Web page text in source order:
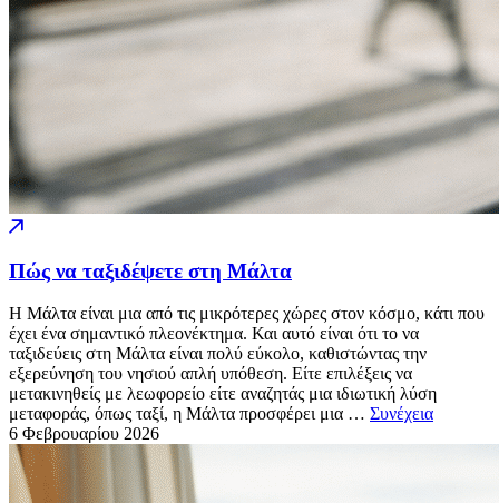
Πώς να ταξιδέψετε στη Μάλτα
Η Μάλτα είναι μια από τις μικρότερες χώρες στον κόσμο, κάτι που
έχει ένα σημαντικό πλεονέκτημα. Και αυτό είναι ότι το να
ταξιδεύεις στη Μάλτα είναι πολύ εύκολο, καθιστώντας την
εξερεύνηση του νησιού απλή υπόθεση. Είτε επιλέξεις να
μετακινηθείς με λεωφορείο είτε αναζητάς μια ιδιωτική λύση
μεταφοράς, όπως ταξί, η Μάλτα προσφέρει μια … Συνέχεια
6 Φεβρουαρίου 2026